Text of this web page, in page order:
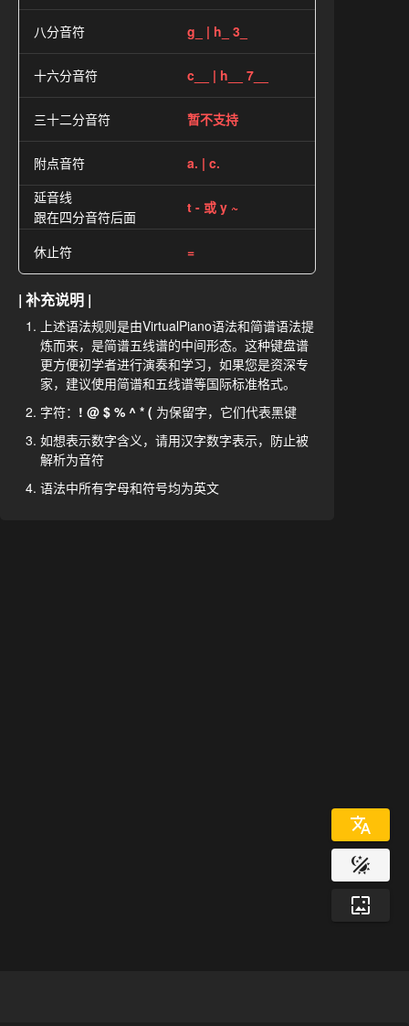
八分音符 g_ | h_ 3_
十六分音符 c__ | h__ 7__
三十二分音符 暂不支持
附点音符
a. | c.
延音线
跟在四分音符后面
t - 或 y ~
休止符 =
| 补充说明 |
上述语法规则是由VirtualPiano语法和简谱语法提
炼而来，是简谱五线谱的中间形态。这种键盘谱
更方便初学者进行演奏和学习，如果您是资深专
家，建议使用简谱和五线谱等国际标准格式。
字符： ! @ $ % ^ * ( 为保留字，它们代表黑键
如想表示数字含义，请用汉字数字表示，防止被
解析为音符
语法中所有字母和符号均为英文